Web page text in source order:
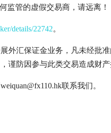
监管的虚假交易商，请远离！
details/22742。
外汇保证金业务，凡未经批
谨防因参与此类交易造成财产
联系我们。